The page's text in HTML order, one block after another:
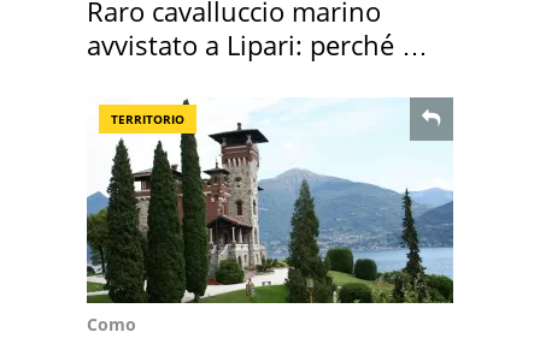
Raro cavalluccio marino
avvistato a Lipari: perché è
TERRITORIO
Como